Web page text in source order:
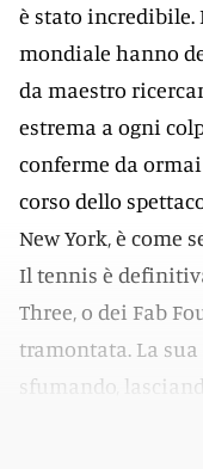
è stato incredibile.
mondiale hanno
da maestro
estrema a ogni
conferme da
corso dello
New York, è come
Il tennis è
Three, o dei Fab
tramontata. La
sfumando,